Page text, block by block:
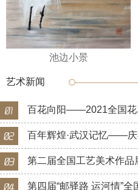
池边小景
艺术新闻
百花向阳——2021全国花
第二届全国工艺美术作品